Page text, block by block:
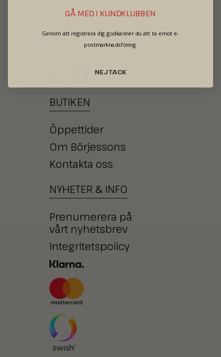
SECOND HAND - JEWELRY - WATCHES
BUTIKEN
Öppettider
Om Börjessons
Kontakta oss
NYHETER & INFO
Prenumerera på
vårt nyhetsbrev
Integritetspolicy
GÅ MED I KUNDKLUBBEN
Genom att registrera dig godkänner du att ta emot e-
postmarknadsföring.
NEJ TACK